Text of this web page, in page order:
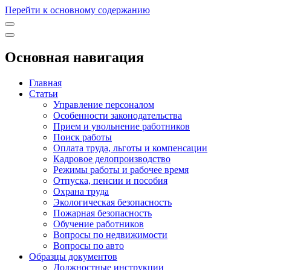
Перейти к основному содержанию
Основная навигация
Главная
Статьи
Управление персоналом
Особенности законодательства
Прием и увольнение работников
Поиск работы
Оплата труда, льготы и компенсации
Кадровое делопроизводство
Режимы работы и рабочее время
Отпуска, пенсии и пособия
Охрана труда
Экологическая безопасность
Пожарная безопасность
Обучение работников
Вопросы по недвижимости
Вопросы по авто
Образцы документов
Должностные инструкции